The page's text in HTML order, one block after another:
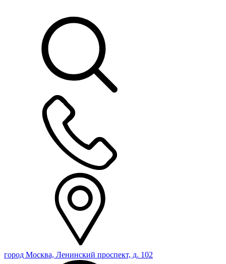
город Москва, Ленинский проспект, д. 102